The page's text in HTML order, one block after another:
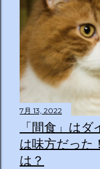
7月 13, 2022
「間食」は
は味方だった
は？